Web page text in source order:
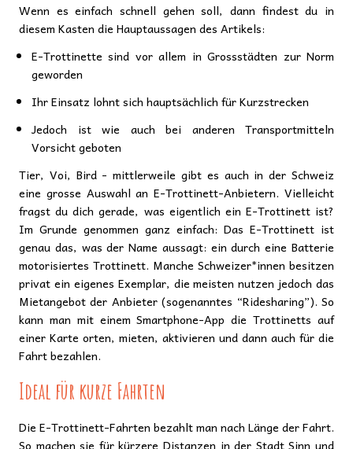
Wenn es einfach schnell gehen soll, dann findest du in
diesem Kasten die Hauptaussagen des Artikels:
E-Trottinette sind vor allem in Grossstädten zur Norm
geworden
Ihr Einsatz lohnt sich hauptsächlich für Kurzstrecken
Jedoch ist wie auch bei anderen Transportmitteln
Vorsicht geboten
Tier, Voi, Bird - mittlerweile gibt es auch in der Schweiz
eine grosse Auswahl an E-Trottinett-Anbietern. Vielleicht
fragst du dich gerade, was eigentlich ein E-Trottinett ist?
Im Grunde genommen ganz einfach: Das E-Trottinett ist
genau das, was der Name aussagt: ein durch eine Batterie
motorisiertes Trottinett. Manche Schweizer*innen besitzen
privat ein eigenes Exemplar, die meisten nutzen jedoch das
Mietangebot der Anbieter (sogenanntes “Ridesharing”). So
kann man mit einem Smartphone-App die Trottinetts auf
einer Karte orten, mieten, aktivieren und dann auch für die
Fahrt bezahlen.
Ideal für kurze Fahrten
Die E-Trottinett-Fahrten bezahlt man nach Länge der Fahrt.
So machen sie für kürzere Distanzen in der Stadt Sinn und